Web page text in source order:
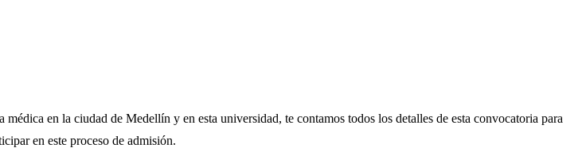
en la ciudad de Medellín y en esta universidad, te contamos todos los detalles de esta convocatoria para
en este proceso de admisión.